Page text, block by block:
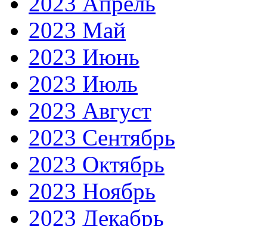
2023 Май
2023 Июнь
2023 Июль
2023 Август
2023 Сентябрь
2023 Октябрь
2023 Ноябрь
2023 Декабрь